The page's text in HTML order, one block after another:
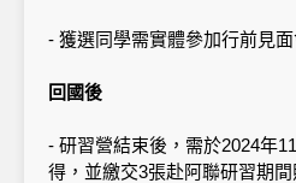
- 獲選同學需實體參加行前見
回國後
- 研習營結束後，需於2024年
得，並繳交3張赴阿聯研習期間